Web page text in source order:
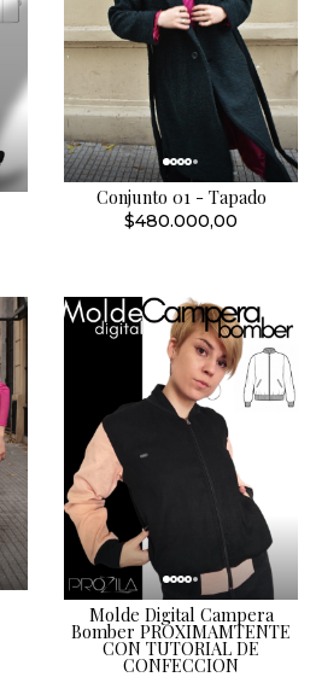
Conjunto 01 - Tapado
$480.000,00
Molde Digital Campera
Bomber PROXIMAMTENTE
CON TUTORIAL DE
CONFECCION